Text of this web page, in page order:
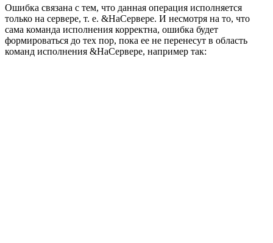
Ошибка связана с тем, что данная операция исполняется
только на сервере, т. е. &НаСервере. И несмотря на то, что
сама команда исполнения корректна, ошибка будет
формироваться до тех пор, пока ее не перенесут в область
команд исполнения &НаСервере, например так: